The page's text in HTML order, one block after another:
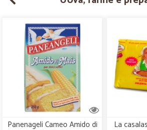
Panenageli Cameo Amido di
La